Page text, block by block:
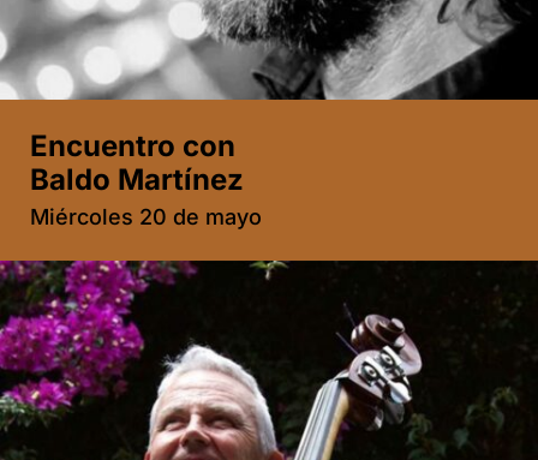
Encuentro con
Baldo Martínez
Miércoles 20 de mayo